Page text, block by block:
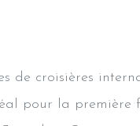
de croisières
pour la première